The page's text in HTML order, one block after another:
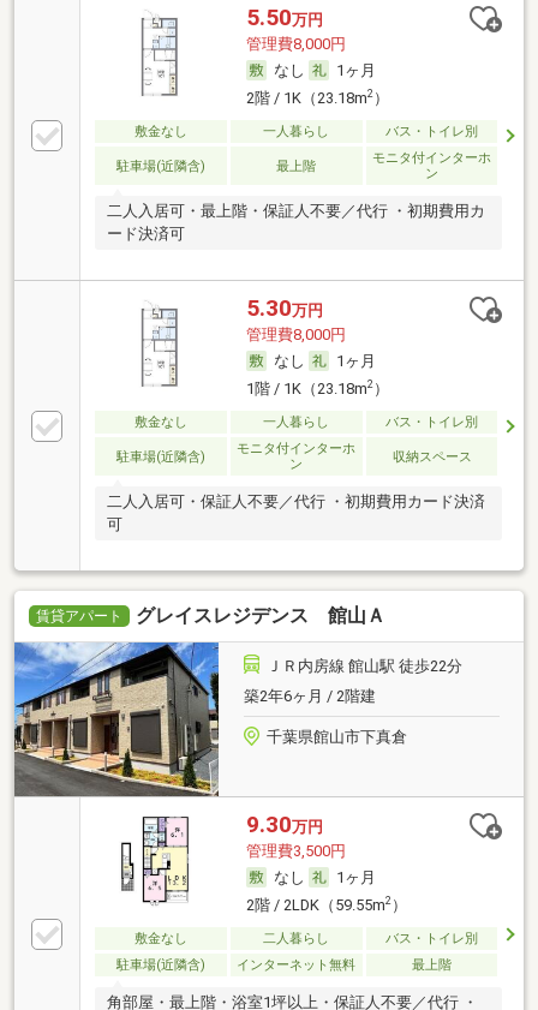
5.50万円
管理費8,000円
なし
1ヶ月
2階 / 1K（23.18m2）
敷金なし 一人暮らし バス・トイレ別
駐車場(近隣含) 最上階
モニタ付インターホ
ン
二人入居可・最上階・保証人不要／代行 ・初期費用カ
ード決済可
5.30万円
管理費8,000円
なし
1ヶ月
1階 / 1K（23.18m2）
敷金なし 一人暮らし バス・トイレ別
駐車場(近隣含)
モニタ付インターホ
ン
収納スペース
二人入居可・保証人不要／代行 ・初期費用カード決済
可
賃貸アパート グレイスレジデンス 館山Ａ
ＪＲ内房線 館山駅 徒歩22分
築2年6ヶ月 / 2階建
千葉県館山市下真倉
9.30万円
管理費3,500円
なし
1ヶ月
2階 / 2LDK（59.55m2）
敷金なし 二人暮らし
バス・トイレ別
駐車場(近隣含)
インターネット無料 最上階
角部屋・最上階・浴室1坪以上・保証人不要／代行 ・